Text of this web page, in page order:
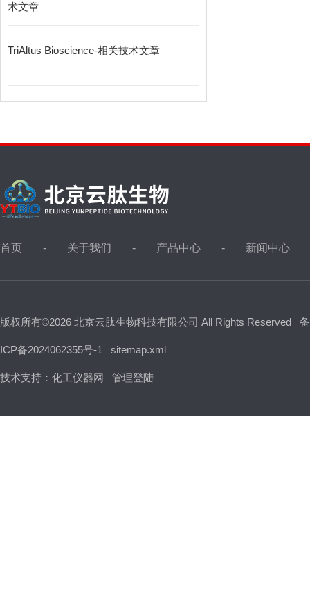
术文章
TriAltus Bioscience-相关技术文章
首页 关于我们 产品中心 新闻中心
版权所有©2026 北京云肽生物科技有限公司 All Rights Reserved
ICP备2024062355号-1 sitemap.xml
技术支持： 化工仪器网 管理登陆